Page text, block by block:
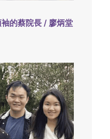
的蔡院長 / 廖炳堂